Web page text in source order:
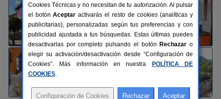
Cookies Técnicas y no necesitan de tu autorización. Al pulsar
el botónAceptar activarás el resto de cookies (analíticas y
publicitarias), personalizadas según tus preferencias y con
publicidad ajustada a tus búsquedas. Estas últimas puedes
desactivarlas por completo pulsando el botón Rechazar o
elegir su activación/desactivación desde “Configuración de
Cookies”. Más información en nuestra
POLÍTICA DE
COOKIES.